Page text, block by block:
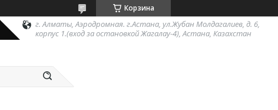
Корзина
г. Алматы, Аэродромная. г.Астана, ул.Жубан Молдагалиев, д. 6,
корпус 1.(вход за остановкой Жагалау-4), Астана, Казахстан